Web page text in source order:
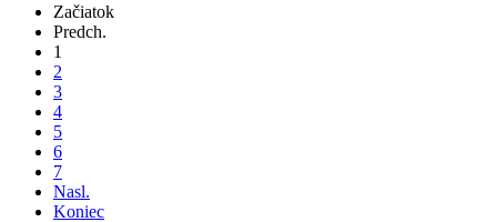
Začiatok
Predch.
1
2
3
4
5
6
7
Nasl.
Koniec